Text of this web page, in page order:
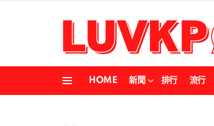
HOME 新聞 排行 流行